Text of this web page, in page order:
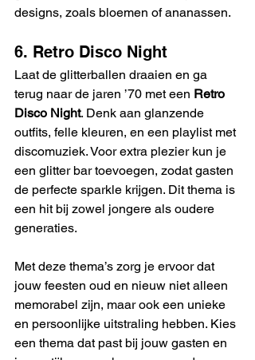
designs, zoals bloemen of ananassen.
6. Retro Disco Night
Laat de glitterballen draaien en ga
terug naar de jaren ’70 met een Retro
Disco Night. Denk aan glanzende
outfits, felle kleuren, en een playlist met
discomuziek. Voor extra plezier kun je
een glitter bar toevoegen, zodat gasten
de perfecte sparkle krijgen. Dit thema is
een hit bij zowel jongere als oudere
generaties.
Met deze thema’s zorg je ervoor dat
jouw feesten oud en nieuw niet alleen
memorabel zijn, maar ook een unieke
en persoonlijke uitstraling hebben. Kies
een thema dat past bij jouw gasten en